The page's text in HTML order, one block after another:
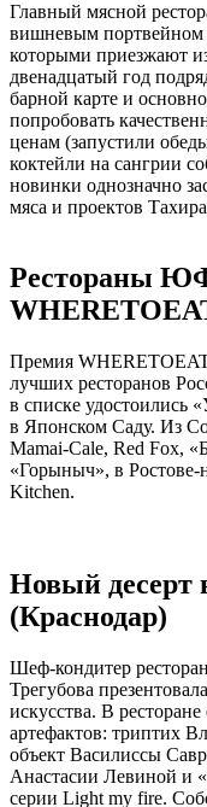
Главный мясной
вишневым портвейном
которыми приезжают
двенадцатый год
барной карте и
попробовать
ценам (запустили
коктейли на сангрии
новинки однозначно
мяса и проектов
Рестораны
Премия
лучших ресторанов
в списке удостоились
в Японском Саду. Из
Mamai-Cale, Red Fox,
«Горыныч», в
Kitchen.
Новый десерт
(Краснодар)
Шеф-кондитер
Трегубова
искусства. В
артефактов: триптих
объект Василиссы
Анастасии Левиной и
серии Light my fire.